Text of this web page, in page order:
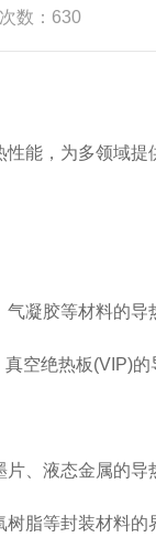
数：630
，为多领域提
胶等材料的导
绝热板(VIP)的
液态金属的导
等封装材料的